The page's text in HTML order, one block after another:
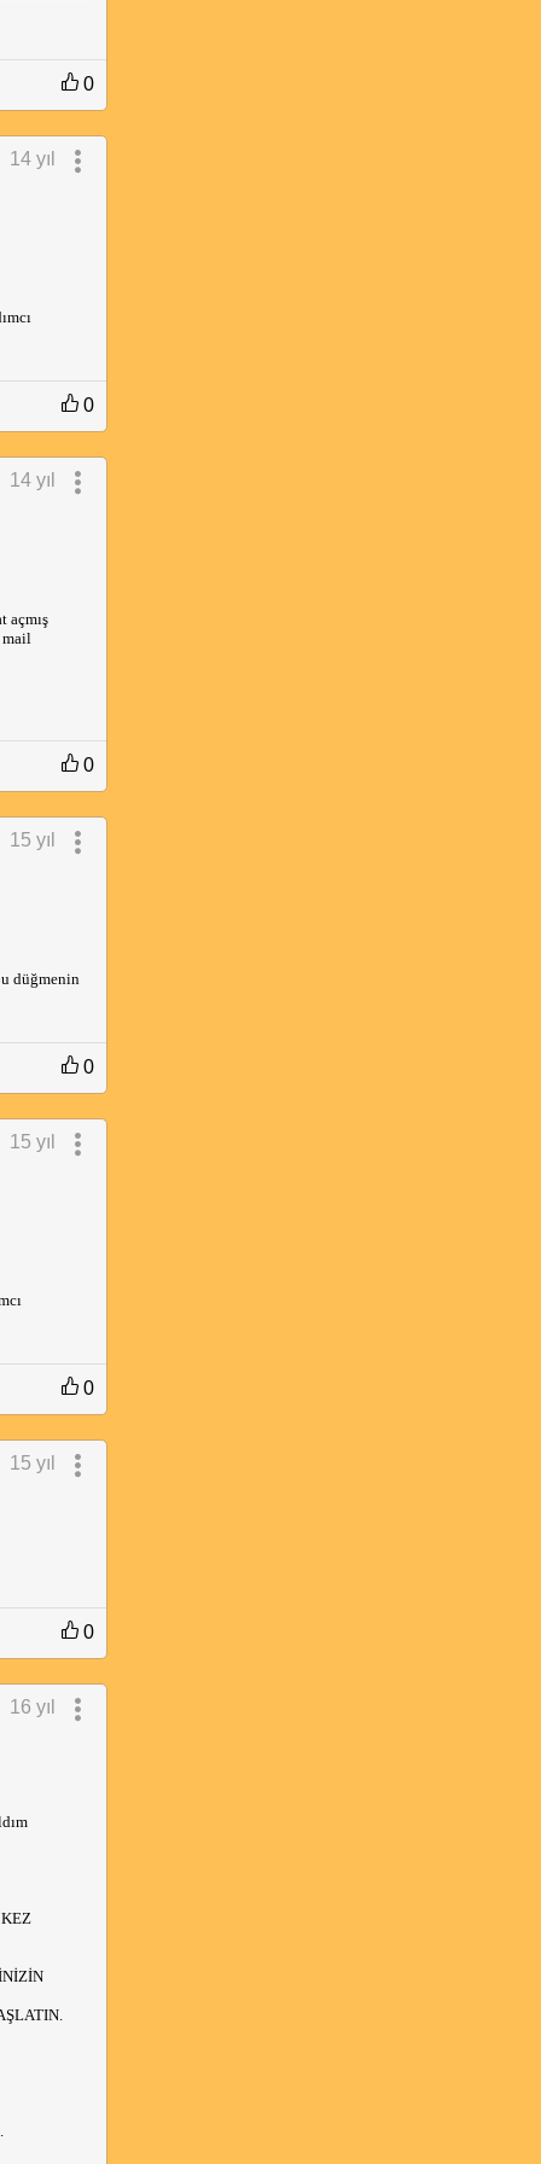
0
14 yıl
0
14 yıl
açmış
mail
0
15 yıl
düğmenin
0
15 yıl
0
15 yıl
0
16 yıl